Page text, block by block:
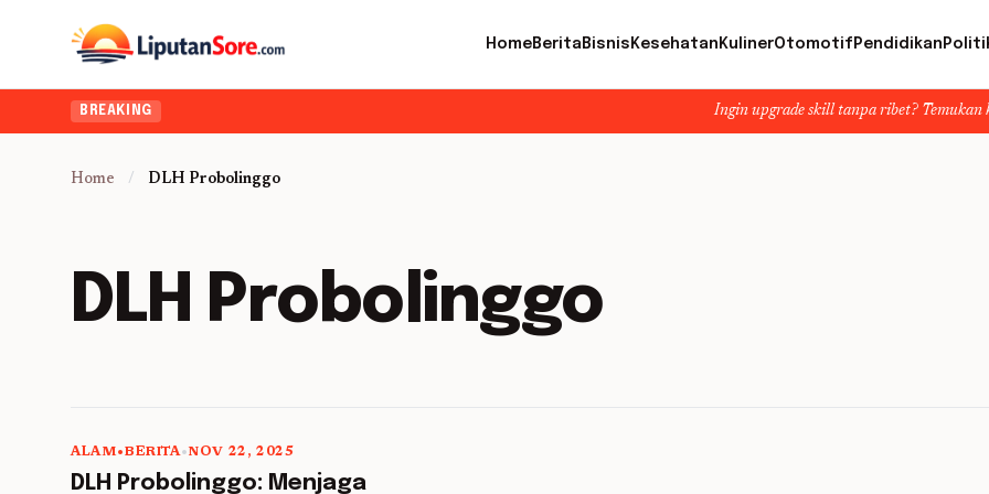
HomeBerita Bisnis Kesehatan KulinerOtomotif Pendidikan
BREAKING Ingin upgrade skill tanpa ribet? Temukan kelas seru
Home / DLH Probolinggo
DLH Probolinggo
ALAM•BERITA•NOV 22, 2025
DLH Probolinggo: Menjaga